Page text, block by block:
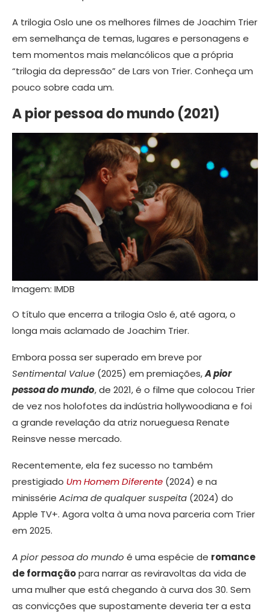
A trilogia Oslo une os melhores filmes de Joachim Trier
em semelhança de temas, lugares e personagens e
tem momentos mais melancólicos que a própria
“trilogia da depressão” de Lars von Trier. Conheça um
pouco sobre cada um.
A pior pessoa do mundo (2021)
Imagem: IMDB
O título que encerra a trilogia Oslo é, até agora, o
longa mais aclamado de Joachim Trier.
Embora possa ser superado em breve por
Sentimental Value (2025) em premiações,A pior
pessoa do mundo, de 2021, é o filme que colocou Trier
de vez nos holofotes da indústria hollywoodiana e foi
a grande revelação da atriz norueguesa Renate
Reinsve nesse mercado.
Recentemente, ela fez sucesso no também
prestigiado Um Homem Diferente (2024) e na
minissérie Acima de qualquer suspeita (2024) do
Apple TV+. Agora volta à uma nova parceria com Trier
em 2025.
A pior pessoa do mundo é uma espécie de romance
de formaçãopara narrar as reviravoltas da vida de
uma mulher que está chegando à curva dos 30. Sem
as convicções que supostamente deveria ter a esta